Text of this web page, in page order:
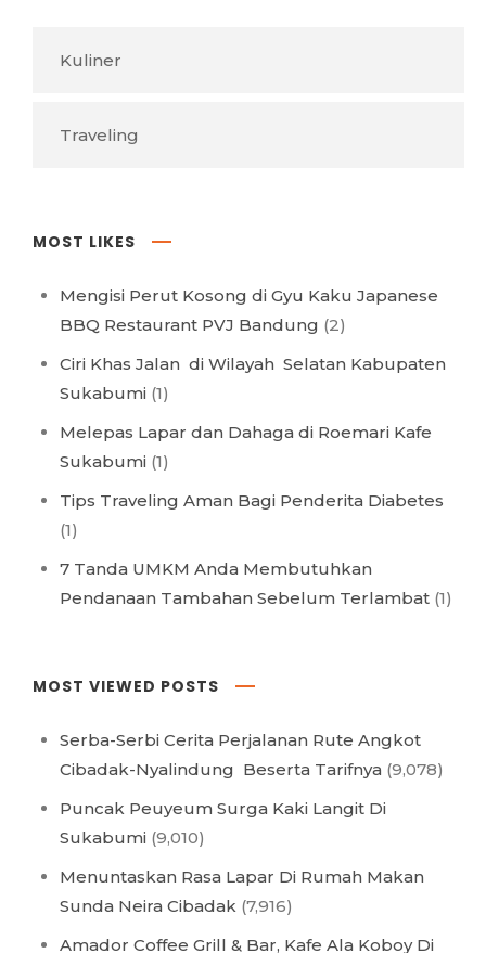
Kuliner
Traveling
MOST LIKES
Mengisi Perut Kosong di Gyu Kaku Japanese
BBQ Restaurant PVJ Bandung (2)
Ciri Khas Jalan di Wilayah Selatan Kabupaten
Sukabumi (1)
Melepas Lapar dan Dahaga di Roemari Kafe
Sukabumi (1)
Tips Traveling Aman Bagi Penderita Diabetes
(1)
7 Tanda UMKM Anda Membutuhkan
Pendanaan Tambahan Sebelum Terlambat (1)
MOST VIEWED POSTS
Serba-Serbi Cerita Perjalanan Rute Angkot
Cibadak-Nyalindung Beserta Tarifnya (9,078)
Puncak Peuyeum Surga Kaki Langit Di
Sukabumi (9,010)
Menuntaskan Rasa Lapar Di Rumah Makan
Sunda Neira Cibadak (7,916)
Amador Coffee Grill & Bar, Kafe Ala Koboy Di